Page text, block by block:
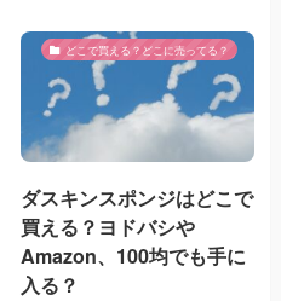
どこで買える？どこに売ってる？
ダスキンスポンジはどこで
買える？ヨドバシや
Amazon、100均でも手に
入る？